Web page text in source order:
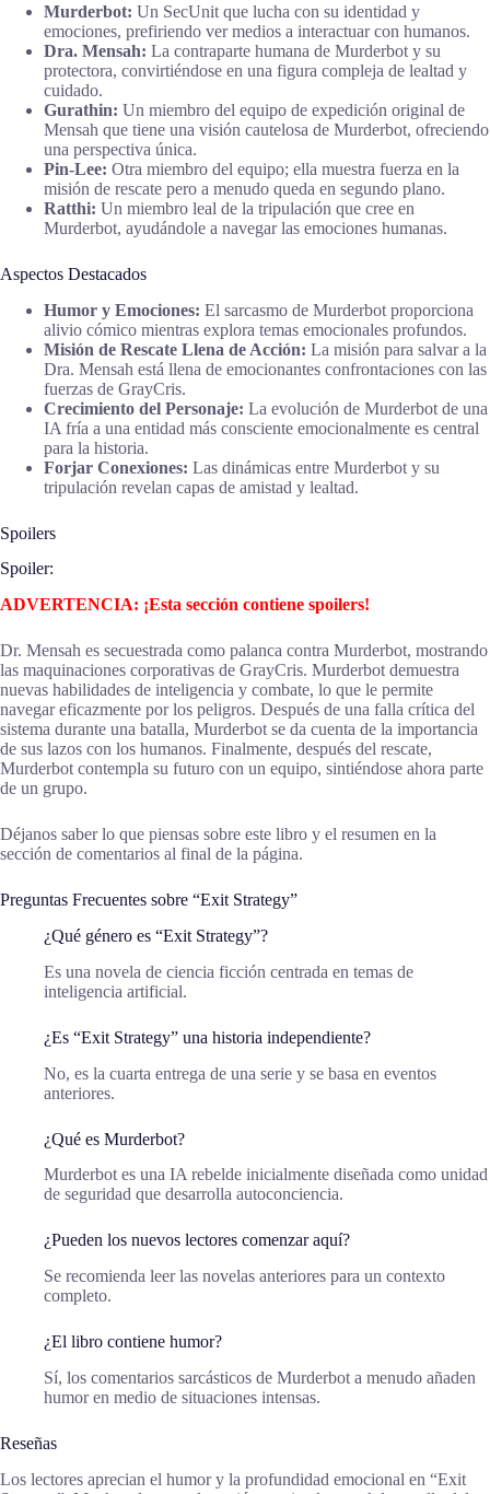
Murderbot: Un SecUnit que lucha con su identidad y
emociones, prefiriendo ver medios a interactuar con humanos.
Dra. Mensah: La contraparte humana de Murderbot y su
protectora, convirtiéndose en una figura compleja de lealtad y
cuidado.
Gurathin: Un miembro del equipo de expedición original de
Mensah que tiene una visión cautelosa de Murderbot, ofreciendo
una perspectiva única.
Pin-Lee: Otra miembro del equipo; ella muestra fuerza en la
misión de rescate pero a menudo queda en segundo plano.
Ratthi: Un miembro leal de la tripulación que cree en
Murderbot, ayudándole a navegar las emociones humanas.
Aspectos Destacados
Humor y Emociones: El sarcasmo de Murderbot proporciona
alivio cómico mientras explora temas emocionales profundos.
Misión de Rescate Llena de Acción: La misión para salvar a la
Dra. Mensah está llena de emocionantes confrontaciones con las
fuerzas de GrayCris.
Crecimiento del Personaje: La evolución de Murderbot de una
IA fría a una entidad más consciente emocionalmente es central
para la historia.
Forjar Conexiones: Las dinámicas entre Murderbot y su
tripulación revelan capas de amistad y lealtad.
Spoilers
Spoiler:
ADVERTENCIA: ¡Esta sección contiene spoilers!
Dr. Mensah es secuestrada como palanca contra Murderbot, mostrando
las maquinaciones corporativas de GrayCris. Murderbot demuestra
nuevas habilidades de inteligencia y combate, lo que le permite
navegar eficazmente por los peligros. Después de una falla crítica del
sistema durante una batalla, Murderbot se da cuenta de la importancia
de sus lazos con los humanos. Finalmente, después del rescate,
Murderbot contempla su futuro con un equipo, sintiéndose ahora parte
de un grupo.
Déjanos saber lo que piensas sobre este libro y el resumen en la
sección de comentarios al final de la página.
Preguntas Frecuentes sobre “Exit Strategy”
¿Qué género es “Exit Strategy”?
Es una novela de ciencia ficción centrada en temas de
inteligencia artificial.
¿Es “Exit Strategy” una historia independiente?
No, es la cuarta entrega de una serie y se basa en eventos
anteriores.
¿Qué es Murderbot?
Murderbot es una IA rebelde inicialmente diseñada como unidad
de seguridad que desarrolla autoconciencia.
¿Pueden los nuevos lectores comenzar aquí?
Se recomienda leer las novelas anteriores para un contexto
completo.
¿El libro contiene humor?
Sí, los comentarios sarcásticos de Murderbot a menudo añaden
humor en medio de situaciones intensas.
Reseñas
Los lectores aprecian el humor y la profundidad emocional en “Exit